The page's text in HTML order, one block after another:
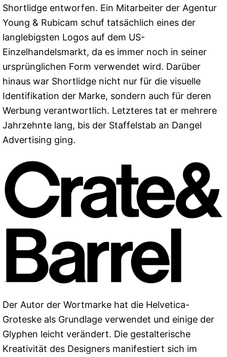
Shortlidge entworfen. Ein Mitarbeiter der Agentur
Young & Rubicam schuf tatsächlich eines der
langlebigsten Logos auf dem US-
Einzelhandelsmarkt, da es immer noch in seiner
ursprünglichen Form verwendet wird. Darüber
hinaus war Shortlidge nicht nur für die visuelle
Identifikation der Marke, sondern auch für deren
Werbung verantwortlich. Letzteres tat er mehrere
Jahrzehnte lang, bis der Staffelstab an Dangel
Advertising ging.
Der Autor der Wortmarke hat die Helvetica-
Groteske als Grundlage verwendet und einige der
Glyphen leicht verändert. Die gestalterische
Kreativität des Designers manifestiert sich im